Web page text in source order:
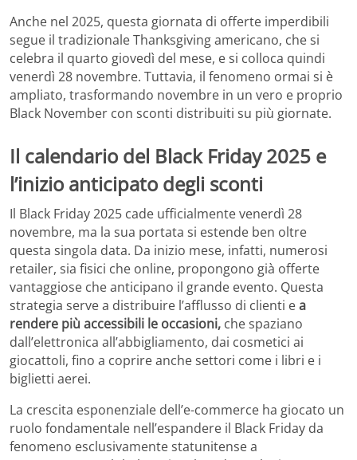
Anche nel 2025, questa giornata di offerte imperdibili
segue il tradizionale Thanksgiving americano, che si
celebra il quarto giovedì del mese, e si colloca quindi
venerdì 28 novembre. Tuttavia, il fenomeno ormai si è
ampliato, trasformando novembre in un vero e proprio
Black November con sconti distribuiti su più giornate.
Il calendario del Black Friday 2025 e
l’inizio anticipato degli sconti
Il Black Friday 2025 cade ufficialmente venerdì 28
novembre, ma la sua portata si estende ben oltre
questa singola data. Da inizio mese, infatti, numerosi
retailer, sia fisici che online, propongono già offerte
vantaggiose che anticipano il grande evento. Questa
strategia serve a distribuire l’afflusso di clienti ea
rendere più accessibili le occasioni, che spaziano
dall’elettronica all’abbigliamento, dai cosmetici ai
giocattoli, fino a coprire anche settori come i libri e i
biglietti aerei.
La crescita esponenziale dell’e-commerce ha giocato un
ruolo fondamentale nell’espandere il Black Friday da
fenomeno esclusivamente statunitense a